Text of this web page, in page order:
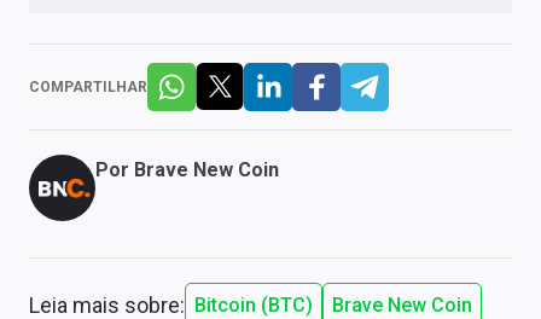
COMPARTILHAR
Por Brave New Coin
Leia mais sobre: Bitcoin (BTC)
Brave New Coin